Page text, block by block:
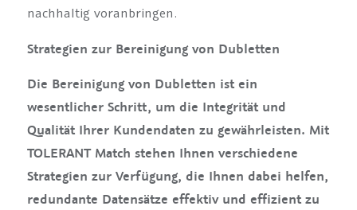
nachhaltig voranbringen.
Strategien zur Bereinigung von Dubletten
Die Bereinigung von Dubletten ist ein
wesentlicher Schritt, um die Integrität und
Qualität Ihrer Kundendaten zu gewährleisten. Mit
TOLERANT Match stehen Ihnen verschiedene
Strategien zur Verfügung, die Ihnen dabei helfen,
redundante Datensätze effektiv und effizient zu